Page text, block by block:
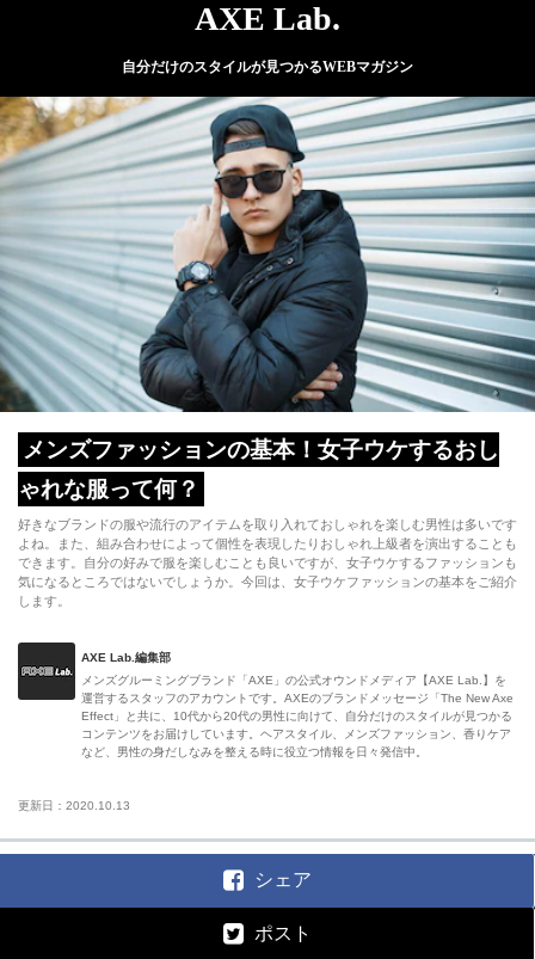
AXE Lab.
自分だけのスタイルが見つかるWEBマガジン
メンズファッションの基本！女子ウケするおし
ゃれな服って何？
好きなブランドの服や流行のアイテムを取り入れておしゃれを楽しむ男性は多いです
よね。また、組み合わせによって個性を表現したりおしゃれ上級者を演出することも
できます。自分の好みで服を楽しむことも良いですが、女子ウケするファッションも
気になるところではないでしょうか。今回は、女子ウケファッションの基本をご紹介
します。
AXE Lab.編集部
メンズグルーミングブランド「AXE」の公式オウンドメディア【AXE Lab.】を
運営するスタッフのアカウントです。AXEのブランドメッセージ「The New Axe
Effect」と共に、10代から20代の男性に向けて、自分だけのスタイルが見つかる
コンテンツをお届けしています。ヘアスタイル、メンズファッション、香りケア
など、男性の身だしなみを整える時に役立つ情報を日々発信中。
更新日：2020.10.13
シェア
ポスト